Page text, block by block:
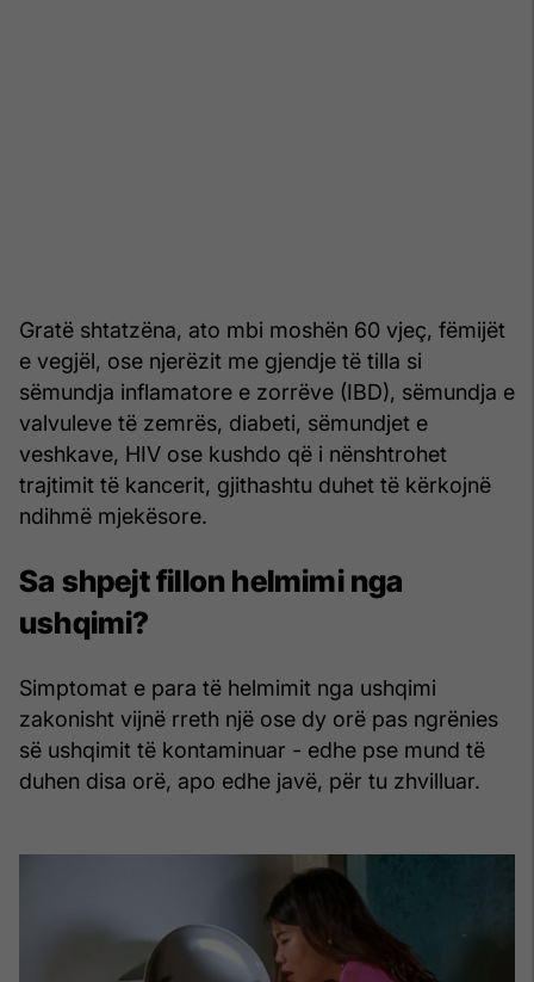
Gratë shtatzëna, ato mbi moshën 60 vjeç, fëmijët
e vegjël, ose njerëzit me gjendje të tilla si
sëmundja inflamatore e zorrëve (IBD), sëmundja e
valvuleve të zemrës, diabeti, sëmundjet e
veshkave, HIV ose kushdo që i nënshtrohet
trajtimit të kancerit, gjithashtu duhet të kërkojnë
ndihmë mjekësore.
Sa shpejt fillon helmimi nga
ushqimi?
Simptomat e para të helmimit nga ushqimi
zakonisht vijnë rreth një ose dy orë pas ngrënies
së ushqimit të kontaminuar - edhe pse mund të
duhen disa orë, apo edhe javë, për tu zhvilluar.